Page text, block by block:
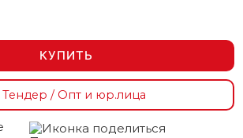
КУПИТЬ
Тендер / Опт и юр.лица